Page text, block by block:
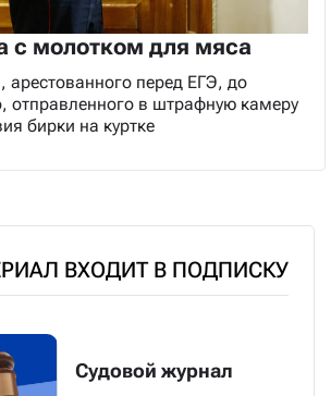
с молотком для мяса
арестованного перед ЕГЭ, до
отправленного в штрафную камеру
бирки на куртке
ВХОДИТ В ПОДПИСКУ
Судовой журнал